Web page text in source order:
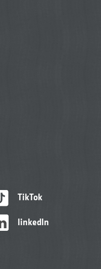
TikTok
linkedIn